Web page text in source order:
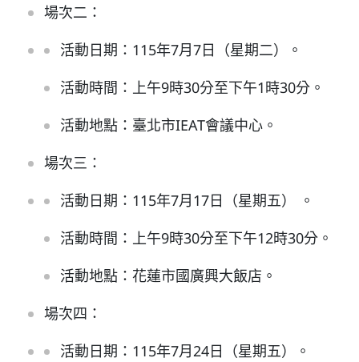
場次二：
活動日期：115年7月7日（星期二）。
活動時間：上午9時30分至下午1時30分。
活動地點：臺北市IEAT會議中心。
場次三：
活動日期：115年7月17日（星期五） 。
活動時間：上午9時30分至下午12時30分。
活動地點：花蓮市國廣興大飯店。
場次四：
活動日期：115年7月24日（星期五）。